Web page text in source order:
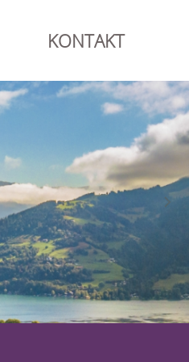
KONTAKT